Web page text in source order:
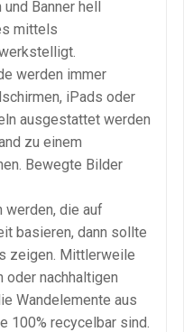
Banner hell
mittels
werden immer
iPads oder
ausgestattet werden
zu einem
Bewegte Bilder
werden, die auf
basieren, dann sollte
zeigen. Mittlerweile
nachhaltigen
Wandelemente aus
recycelbar sind.